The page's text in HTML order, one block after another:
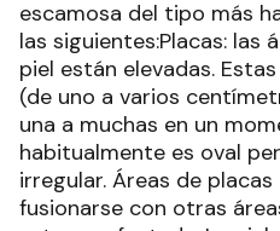
escamosa del tipo más
las siguientes:Placas: las
piel están elevadas.
(de uno a varios
una a muchas en un
habitualmente es oval
irregular. Áreas de
fusionarse con otras